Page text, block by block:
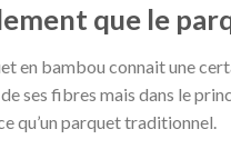
que le
en bambou connait une
ses fibres mais dans le
qu’un parquet traditionnel.